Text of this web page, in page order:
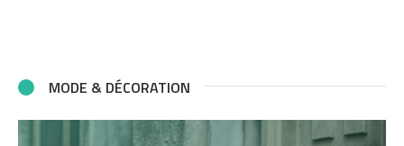
MODE & DÉCORATION